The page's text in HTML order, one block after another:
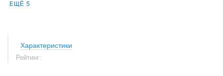
ЕЩЁ 5
Характеристики
Рейтинг: